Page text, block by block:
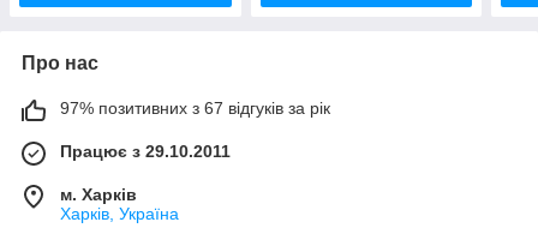
Про нас
97% позитивних з 67 відгуків за рік
Працює з 29.10.2011
м. Харків
Харків, Україна